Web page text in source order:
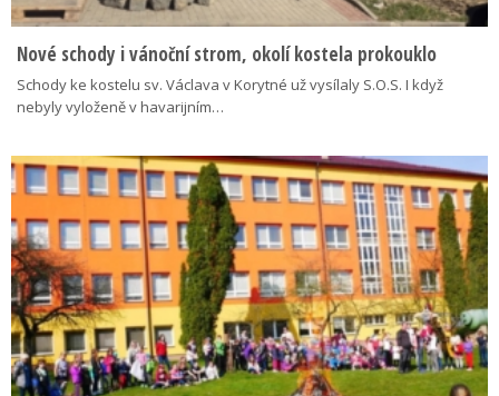
Nové schody i vánoční strom, okolí kostela prokouklo
Schody ke kostelu sv. Václava v Korytné už vysílaly S.O.S. I když
nebyly vyloženě v havarijním…